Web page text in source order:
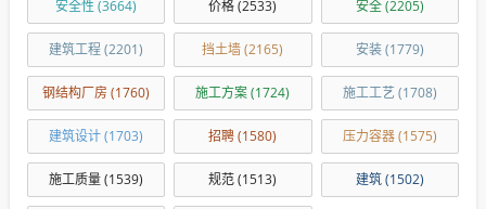
安全性 (3664) 价格(2533) 安全(2205)
建筑工程(2201) 挡土墙(2165) 安装(1779)
钢结构厂房 (1760) 施工方案(1724) 施工工艺 (1708)
建筑设计(1703) 招聘(1580) 压力容器(1575)
施工质量(1539) 规范(1513) 建筑(1502)